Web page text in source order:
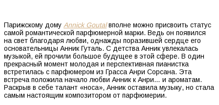
Парижскому дому Annick Goutalвполне можно присвоить статус
самой романтической парфюмерной марки. Ведь он появился
на свет благодаря любви, однажды поразившей сердце его
основательницы Анник Гуталь. С детства Анник увлекалась
музыкой, ей прочили большое будущее в этой сфере. В один
прекрасный момент молодая и перспективная пианистка
встретилась с парфюмером из Грасса Анри Сорсана. Эта
встреча положила начало любви Анник к Анри… и ароматам.
Раскрыв в себе талант «носа», Анник оставила музыку, но стала
самым настоящим композитором от парфюмерии.